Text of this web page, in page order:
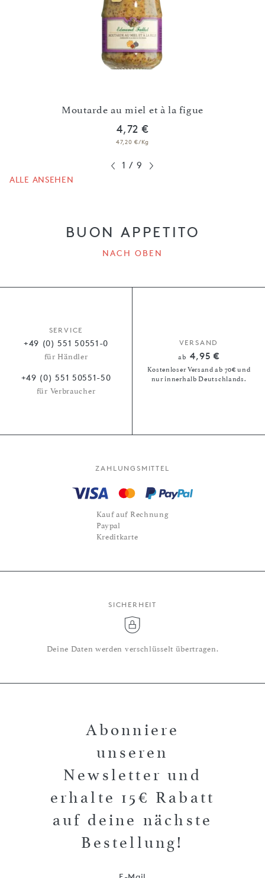
Moutarde au miel et à la figue
4,72 €
47,20 €/Kg
1 / 9
ALLE ANSEHEN
BUON APPETITO
NACH OBEN
SERVICE
+49 (0) 551 50551-0
für Händler
+49 (0) 551 50551-50
für Verbraucher
VERSAND
ab 4,95 €
Kostenloser Versand ab 70€ und
nur innerhalb Deutschlands.
ZAHLUNGSMITTEL
Kauf auf Rechnung
Paypal
Kreditkarte
SICHERHEIT
Deine Daten werden verschlüsselt übertragen.
Abonniere
unseren
Newsletter und
erhalte 15€ Rabatt
auf deine nächste
Bestellung!